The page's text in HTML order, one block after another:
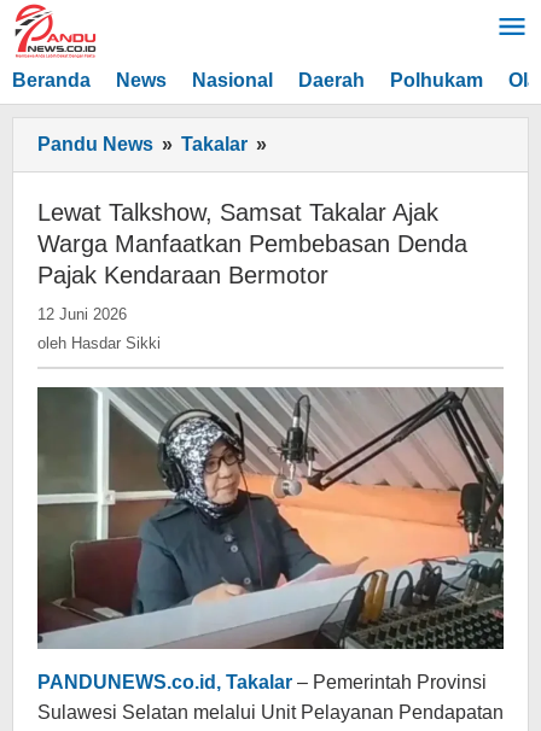
Lewati
ke
konten
Beranda News Nasional Daerah Polhukam
Pandu News » Takalar »
Talkshow,
Samsat
Takalar
Ajak
Warga
Denda
Pajak
Kendaraan
Bermotor
Lewat Talkshow, Samsat Takalar Ajak
Warga Manfaatkan Pembebasan Denda
Pajak Kendaraan Bermotor
12 Juni 2026
Hasdar
oleh Hasdar Sikki
PANDUNEWS.co.id, Takalar – Pemerintah Provinsi
Sulawesi Selatan melalui Unit Pelayanan Pendapatan